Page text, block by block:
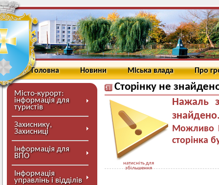
Головна Новини Міська влада Про
Місто-курорт:
інформація для
туристів
Захиснику,
Захисниці
Інформація для
ВПО
Інформація
управлінь і відділів
Сторінку не
натисніть для
збільшення
Нажаль
Можливо
сторінка